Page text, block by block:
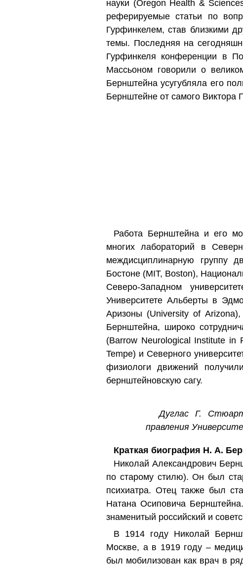
науки (Oregon Health &
реферируемые статьи по
Гурфинкелем, став близкими
темы. Последняя на
Гурфинкеля конференции в
Массьоном говорили о
Бернштейна усугубляла его
Бернштейне от самого Виктора
Работа Бернштейна и его
многих лабораторий в
междисциплинарную группу
Бостоне (MIT, Boston),
Северо-Западном
Университете Альберты в
Аризоны (University of
Бернштейна, широко
(Barrow Neurological Institute in
Tempe) и Северного
физиологи движений
бернштейновскую сагу.
Дуглас Г.
правления
Краткая биография Н. А.
Николай Александрович
по старому стилю). Он был
психиатра. Отец также был
Натана Осиповича
знаменитый российский и
В 1914 году Николай
Москве, а в 1919 году –
был мобилизован как врач в